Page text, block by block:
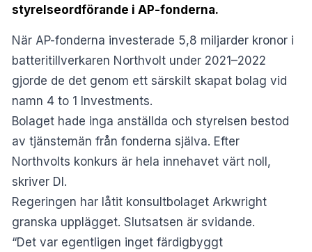
styrelseordförande i AP-fonderna.
När AP-fonderna investerade 5,8 miljarder kronor i
batteritillverkaren Northvolt under 2021–2022
gjorde de det genom ett särskilt skapat bolag vid
namn 4 to 1 Investments.
Bolaget hade inga anställda och styrelsen bestod
av tjänstemän från fonderna själva. Efter
Northvolts konkurs är hela innehavet värt noll,
skriver DI.
Regeringen har låtit konsultbolaget Arkwright
granska upplägget. Slutsatsen är svidande.
“Det var egentligen inget färdigbyggt